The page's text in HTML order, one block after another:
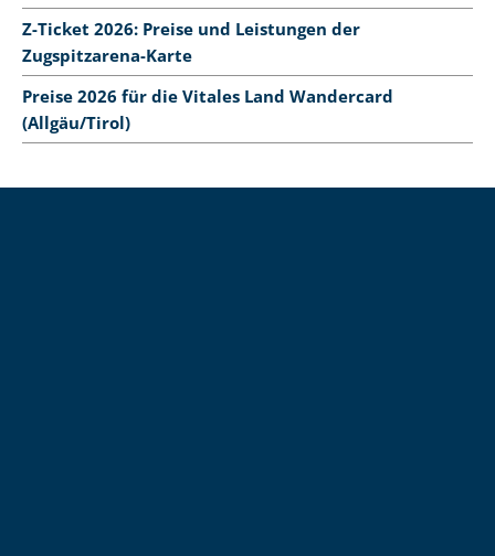
Z-Ticket 2026: Preise und Leistungen der
Zugspitzarena-Karte
Preise 2026 für die Vitales Land Wandercard
(Allgäu/Tirol)